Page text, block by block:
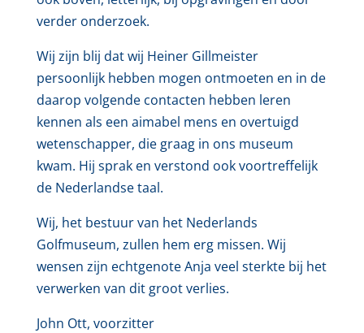
verder onderzoek.
Wij zijn blij dat wij Heiner Gillmeister
persoonlijk hebben mogen ontmoeten en in de
daarop volgende contacten hebben leren
kennen als een aimabel mens en overtuigd
wetenschapper, die graag in ons museum
kwam. Hij sprak en verstond ook voortreffelijk
de Nederlandse taal.
Wij, het bestuur van het Nederlands
Golfmuseum, zullen hem erg missen. Wij
wensen zijn echtgenote Anja veel sterkte bij het
verwerken van dit groot verlies.
John Ott, voorzitter